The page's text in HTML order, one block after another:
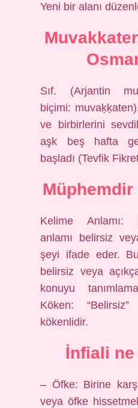
Yeni bir alanı
Sıf. (Arjantin
biçimi:
ve birbirlerini
aşk beş hafta
başladı (Tevfik
Kelime Anlamı:
anlamı belirsiz
şeyi ifade eder.
belirsiz veya
konuyu
Köken:
kökenlidir.
İnfiali
– Öfke: Birine
veya öfke